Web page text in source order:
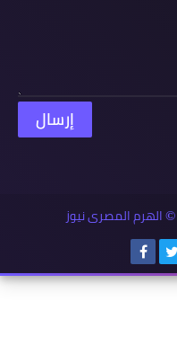
© الهرم المصرى نيوز